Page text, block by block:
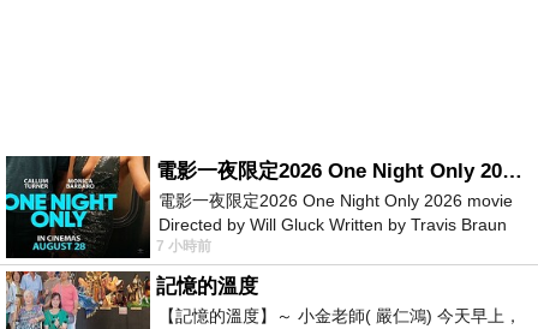
電影一夜限定2026 One Night Only 2026 movie
電影一夜限定2026 One Night Only 2026 movie
Directed by Will Gluck Written by Travis Braun
Starring Monica Barbaro
7 小時前
記憶的溫度
【記憶的溫度】～ 小金老師( 嚴仁鴻) 今天早上，